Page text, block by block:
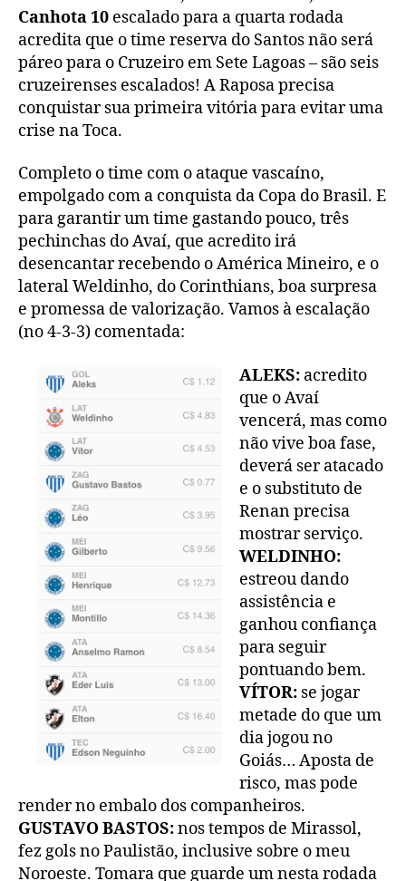
Canhota 10 escalado para a quarta rodada
acredita que o time reserva do Santos não será
páreo para o Cruzeiro em Sete Lagoas – são seis
cruzeirenses escalados! A Raposa precisa
conquistar sua primeira vitória para evitar uma
crise na Toca.
Completo o time com o ataque vascaíno,
empolgado com a conquista da Copa do Brasil. E
para garantir um time gastando pouco, três
pechinchas do Avaí, que acredito irá
desencantar recebendo o América Mineiro, e o
lateral Weldinho, do Corinthians, boa surpresa
e promessa de valorização. Vamos à escalação
(no 4-3-3) comentada:
ALEKS: acredito
que o Avaí
vencerá, mas como
não vive boa fase,
deverá ser atacado
e o substituto de
Renan precisa
mostrar serviço.
WELDINHO:
estreou dando
assistência e
ganhou confiança
para seguir
pontuando bem.
VÍTOR: se jogar
metade do que um
dia jogou no
Goiás… Aposta de
risco, mas pode
render no embalo dos companheiros.
GUSTAVO BASTOS:nos tempos de Mirassol,
fez gols no Paulistão, inclusive sobre o meu
Noroeste. Tomara que guarde um nesta rodada